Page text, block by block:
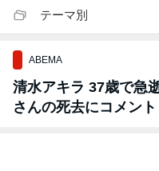
テーマ別
ABEMA
清水アキラ 37歳で急
さんの死去にコメント